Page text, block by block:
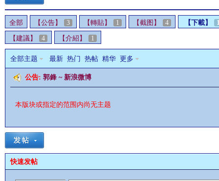
全部 【公告】 3 【轉貼】 1 【截图】 4 【下載】
【建議】 4 【介紹】 1
全部主题 最新 热门 热帖 精华 更多
公告: 郭鋒 ~ 新浪微博
本版块或指定的范围内尚无主题
快速发帖